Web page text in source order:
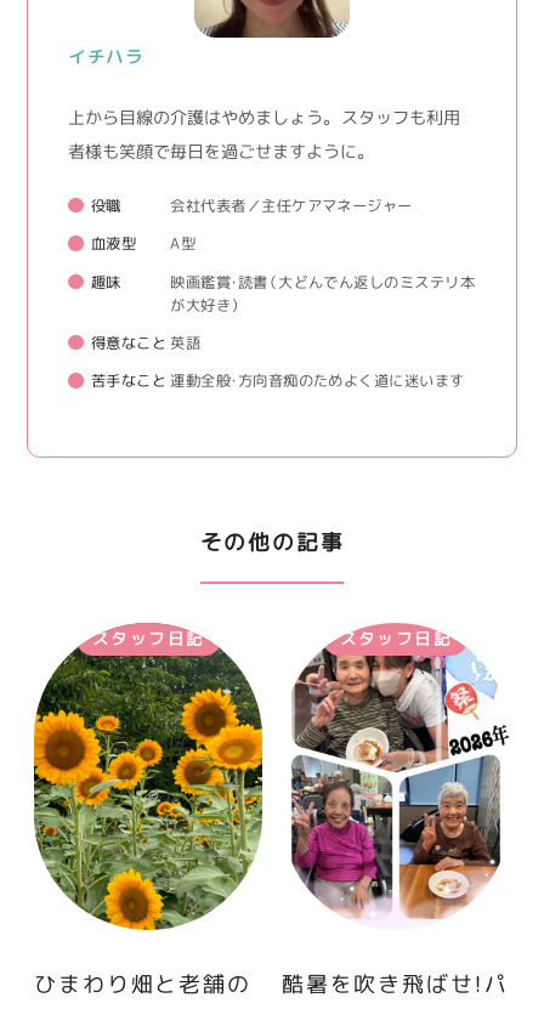
イチハラ
上から目線の介護はやめましょう。 スタッフも利用
者様も笑顔で毎日を過ごせますように。
役職 会社代表者／主任ケアマネージャー
血液型 A型
趣味
映画鑑賞・読書（大どんでん返しのミステリ本
が大好き）
得意なこと 英語
苦手なこと 運動全般・方向音痴のためよく道に迷います
その他の記事
スタッフ日記
ひまわり畑と老舗の
スタッフ日記
酷暑を吹き飛ばせ！パ